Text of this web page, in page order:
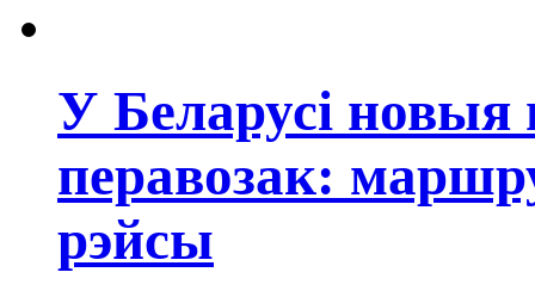
У Беларусі новыя
перавозак:
рэйсы